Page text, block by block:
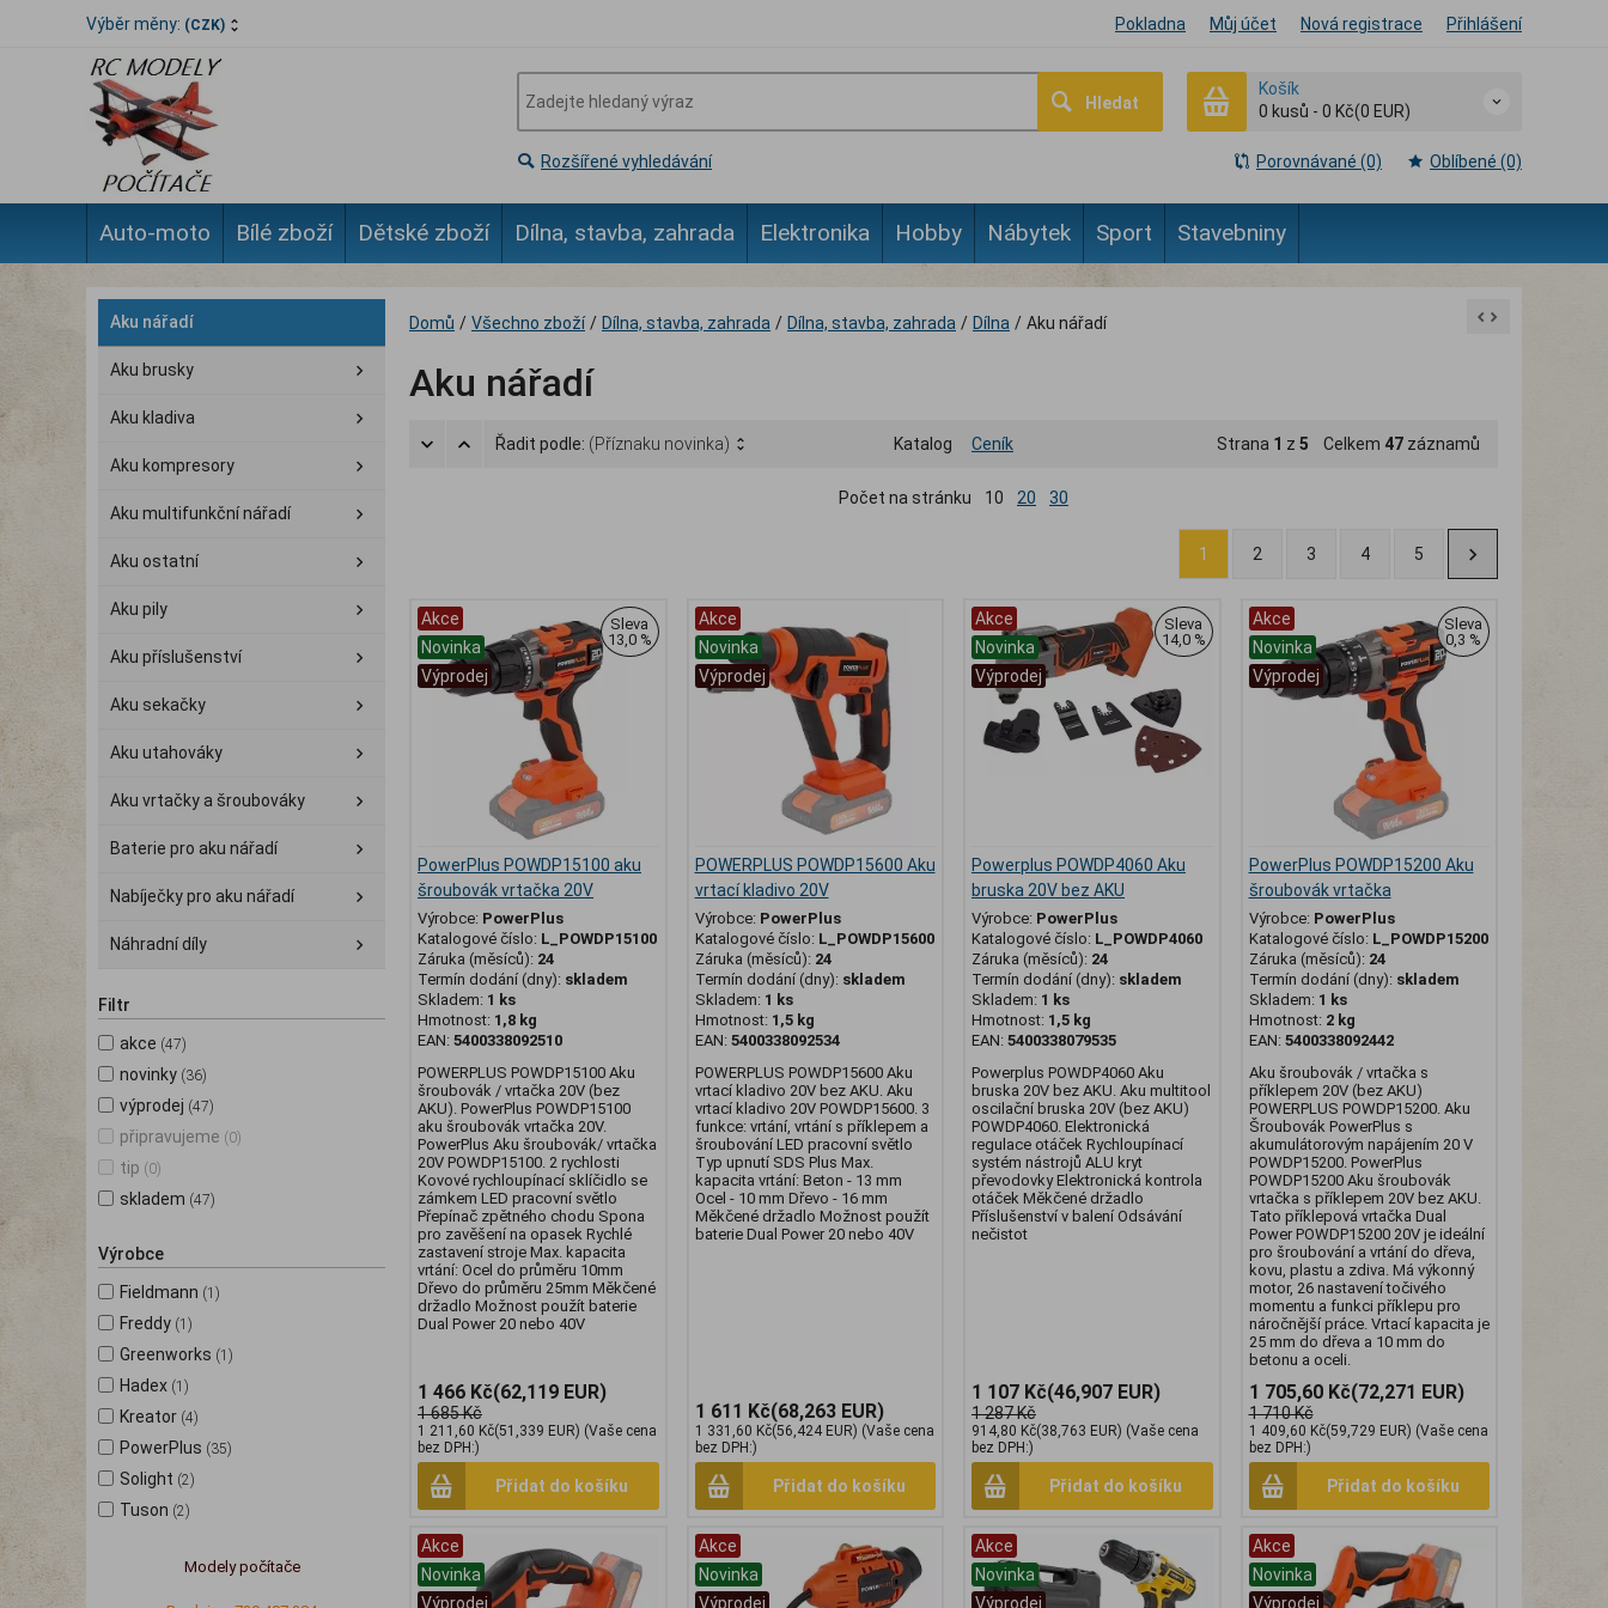
Výběr měny: (CZK) Pokladna Můj účet Nová registrace Přihlášení
Hledat
Košík
0 kusů - 0 Kč(0 EUR)
Rozšířené vyhledávání Porovnávané (0) Oblíbené (0)
Auto-moto Bílé zboží Dětské zboží Dílna, stavba, zahrada Elektronika Hobby Nábytek Sport Stavebniny
Aku nářadí
Aku brusky
Aku kladiva
Aku kompresory
Aku multifunkční nářadí
Aku ostatní
Aku pily
Aku příslušenství
Aku sekačky
Aku utahováky
Aku vrtačky a šroubováky
Baterie pro aku nářadí
Nabíječky pro aku nářadí
Náhradní díly
Filtr
akce (47)
novinky (36)
výprodej (47)
připravujeme (0)
tip (0)
skladem (47)
Výrobce
Fieldmann (1)
Freddy (1)
Greenworks (1)
Hadex (1)
Kreator (4)
PowerPlus (35)
Solight (2)
Tuson (2)
Modely počítače
Domů / Všechno zboží / Dílna, stavba, zahrada / Dílna, stavba, zahrada / Dílna / Aku nářadí
Aku nářadí
Řadit podle: (Příznaku novinka) Katalog Ceník Strana 1 z 5 Celkem 47 záznamů
Počet na stránku 10 20 30
1 2 3 4 5
Akce
Novinka
Výprodej
Sleva
13,0 %
PowerPlus POWDP15100 aku
šroubovák vrtačka 20V
Výrobce: PowerPlus
Katalogové číslo: L_POWDP15100
Záruka (měsíců): 24
Termín dodání (dny): skladem
Skladem: 1 ks
Hmotnost: 1,8 kg
EAN: 5400338092510
POWERPLUS POWDP15100 Aku
šroubovák / vrtačka 20V (bez
AKU). PowerPlus POWDP15100
aku šroubovák vrtačka 20V.
PowerPlus Aku šroubovák/ vrtačka
20V POWDP15100. 2 rychlosti
Kovové rychloupínací sklíčidlo se
zámkem LED pracovní světlo
Přepínač zpětného chodu Spona
pro zavěšení na opasek Rychlé
zastavení stroje Max. kapacita
vrtání: Ocel do průměru 10mm
Dřevo do průměru 25mm Měkčené
držadlo Možnost použít baterie
Dual Power 20 nebo 40V
1 466 Kč(62,119 EUR)
1 685 Kč
1 211,60 Kč(51,339 EUR) (Vaše cena
bez DPH:)
Přidat do košíku
Akce
Novinka
Výprodej
POWERPLUS POWDP15600 Aku
vrtací kladivo 20V
Výrobce: PowerPlus
Katalogové číslo: L_POWDP15600
Záruka (měsíců): 24
Termín dodání (dny): skladem
Skladem: 1 ks
Hmotnost: 1,5 kg
EAN: 5400338092534
POWERPLUS POWDP15600 Aku
vrtací kladivo 20V bez AKU. Aku
vrtací kladivo 20V POWDP15600. 3
funkce: vrtání, vrtání s příklepem a
šroubování LED pracovní světlo
Typ upnutí SDS Plus Max.
kapacita vrtání: Beton - 13 mm
Ocel - 10 mm Dřevo - 16 mm
Měkčené držadlo Možnost použít
baterie Dual Power 20 nebo 40V
1 611 Kč(68,263 EUR)
1 331,60 Kč(56,424 EUR) (Vaše cena
bez DPH:)
Přidat do košíku
Akce
Novinka
Výprodej
Sleva
14,0 %
Powerplus POWDP4060 Aku
bruska 20V bez AKU
Výrobce: PowerPlus
Katalogové číslo: L_POWDP4060
Záruka (měsíců): 24
Termín dodání (dny): skladem
Skladem: 1 ks
Hmotnost: 1,5 kg
EAN: 5400338079535
Powerplus POWDP4060 Aku
bruska 20V bez AKU. Aku multitool
oscilační bruska 20V (bez AKU)
POWDP4060. Elektronická
regulace otáček Rychloupínací
systém nástrojů ALU kryt
převodovky Elektronická kontrola
otáček Měkčené držadlo
Příslušenství v balení Odsávání
nečistot
1 107 Kč(46,907 EUR)
1 287 Kč
914,80 Kč(38,763 EUR) (Vaše cena
bez DPH:)
Přidat do košíku
Akce
Novinka
Výprodej
Sleva
0,3 %
PowerPlus POWDP15200 Aku
šroubovák vrtačka
Výrobce: PowerPlus
Katalogové číslo: L_POWDP15200
Záruka (měsíců): 24
Termín dodání (dny): skladem
Skladem: 1 ks
Hmotnost: 2 kg
EAN: 5400338092442
Aku šroubovák / vrtačka s
příklepem 20V (bez AKU)
POWERPLUS POWDP15200. Aku
Šroubovák PowerPlus s
akumulátorovým napájením 20 V
POWDP15200. PowerPlus
POWDP15200 Aku šroubovák
vrtačka s příklepem 20V bez AKU.
Tato příklepová vrtačka Dual
Power POWDP15200 20V je ideální
pro šroubování a vrtání do dřeva,
kovu, plastu a zdiva. Má výkonný
motor, 26 nastavení točivého
momentu a funkci příklepu pro
náročnější práce. Vrtací kapacita je
25 mm do dřeva a 10 mm do
betonu a oceli.
1 705,60 Kč(72,271 EUR)
1 710 Kč
1 409,60 Kč(59,729 EUR) (Vaše cena
bez DPH:)
Přidat do košíku
Akce
Novinka
Výprodej
Akce
Novinka
Výprodej
Akce
Novinka
Výprodej
Akce
Novinka
Výprodej